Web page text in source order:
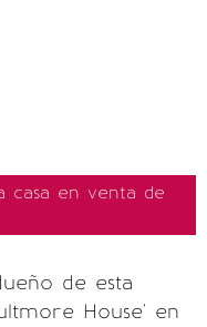
casa en venta de
de esta
House' en